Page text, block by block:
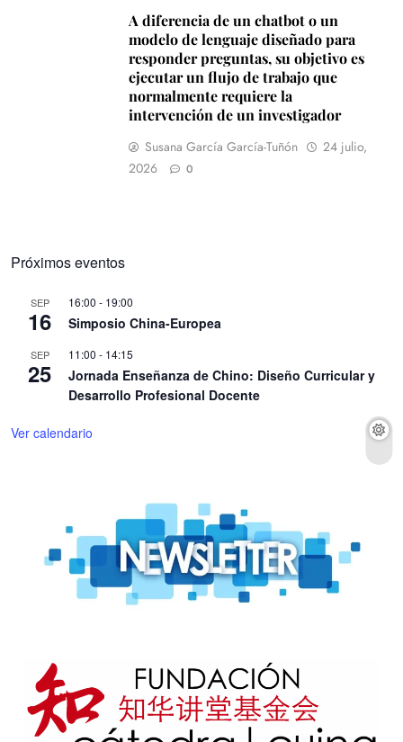
A diferencia de un chatbot o un
modelo de lenguaje diseñado para
responder preguntas, su objetivo es
ejecutar un flujo de trabajo que
normalmente requiere la
intervención de un investigador
Susana García García-Tuñón
24 julio,
2026
0
Próximos eventos
SEP
16
16:00 - 19:00
Simposio China-Europea
SEP
25
11:00 - 14:15
Jornada Enseñanza de Chino: Diseño Curricular y
Desarrollo Profesional Docente
Ver calendario